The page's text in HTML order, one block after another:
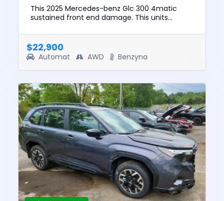
This 2025 Mercedes-benz Glc 300 4matic
sustained front end damage. This units
vehicle was $51560. This vehi...
$22,900
Automat AWD Benzyna